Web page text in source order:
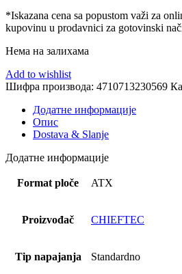
*Iskazana cena sa popustom važi za
kupovinu u prodavnici za gotovinski
Нема на залихама
Add to wishlist
Шифра производа: 4710713230569
Додатне информације
Опис
Dostava & Slanje
Додатне информације
Format ploče ATX
Proizvođač CHIEFTEC
Tip napajanja Standardno